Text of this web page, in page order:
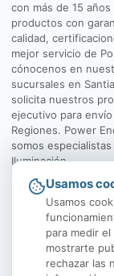
con más de 15
productos con
calidad,
mejor servicio de
cónocenos en
sucursales en
solicita nuestros
ejecutivo para envío
Regiones. Power
somos especialistas
Iluminación.
El Rosal 4547,
Usamos
Usamos
para medir
mostrarte
rechazar las